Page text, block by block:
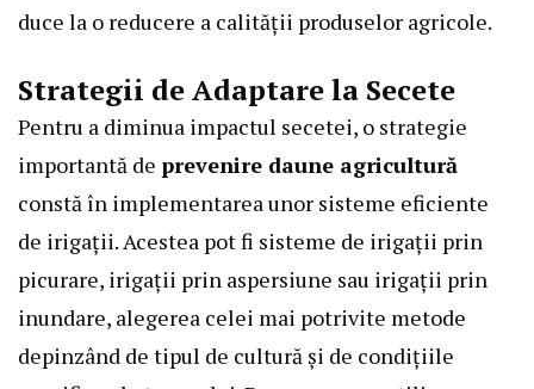
duce la o reducere a calității produselor agricole.
Strategii de Adaptare la Secete
Pentru a diminua impactul secetei, o strategie
importantă de prevenire daune agricultură
constă în implementarea unor sisteme eficiente
de irigații. Acestea pot fi sisteme de irigații prin
picurare, irigații prin aspersiune sau irigații prin
inundare, alegerea celei mai potrivite metode
depinzând de tipul de cultură și de condițiile